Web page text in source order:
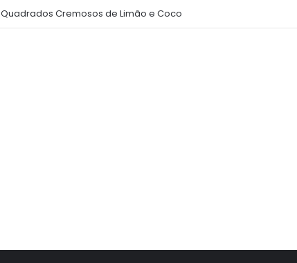
Quadrados Cremosos de Limão e Coco